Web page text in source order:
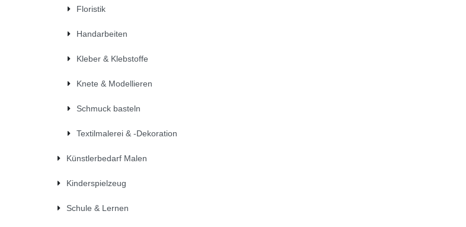
Floristik
Handarbeiten
Kleber & Klebstoffe
Knete & Modellieren
Schmuck basteln
Textilmalerei & -Dekoration
Künstlerbedarf Malen
Kinderspielzeug
Schule & Lernen